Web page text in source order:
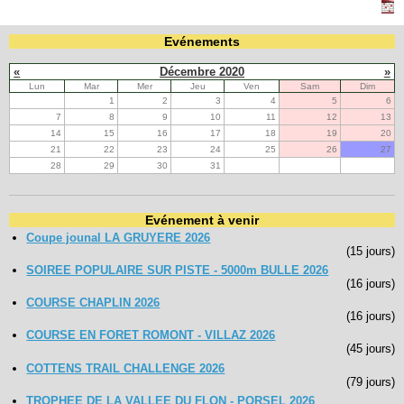
Navigation
recherche
site map
messages récents
Ouverture de session
Nom d'utilisateur:
Demander un nouveau mot de passe
Evénements
« Décembre 2020 »
Lun Mar Mer Jeu Ven Sam
Dim
1
2 3 4 5
6
7
8 9 10 11 12
13
14
15 16 17 18 19
20
21
22 23 24 25 26
27
28
29 30 31
Evénement à venir
Coupe jounal LA GRUYERE 2026
(15 jours)
SOIREE POPULAIRE SUR PISTE - 5000m BULLE 2026
(16 jours)
COURSE CHAPLIN 2026
(16 jours)
COURSE EN FORET ROMONT - VILLAZ 2026
(45 jours)
COTTENS TRAIL CHALLENGE 2026
(79 jours)
TROPHEE DE LA VALLEE DU FLON - PORSEL 2026